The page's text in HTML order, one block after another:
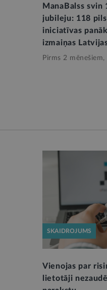
ManaBalss svin
jubileju: 118
iniciatīvas
izmaiņas
Pirms 2 mēnešiem,
SKAIDROJUMS
Vienojas par
lietotāji